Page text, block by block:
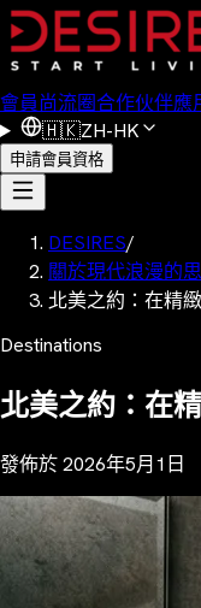
會員尚流圈合作伙伴應
🇭🇰ZH-HK
申請會員資格
DESIRES/
關於現代浪漫的
北美之約：在精
Destinations
北美之約：在
發佈於2026年5月1日